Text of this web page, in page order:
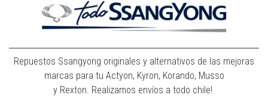
Repuestos Ssangyong originales y alternativos de las mejoras
marcas para tu Actyon, Kyron, Korando, Musso
y Rexton. Realizamos envíos a todo chile!